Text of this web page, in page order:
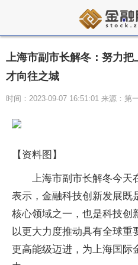
上海市副市长解冬：努力
才向往之城
时间：2023-09-07 16:51:01 来源：第
【资料图】
上海市副市长解冬今天
表示，金融科技创新发展既
核心领域之一，也是科技创
以更大力度推动具有全球重
更高能级迈进，为上海国际